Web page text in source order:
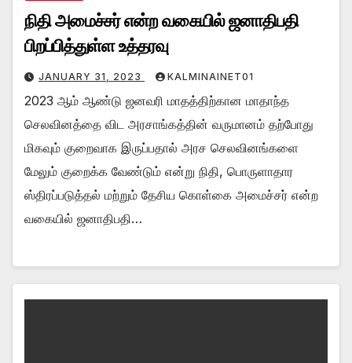
நிதி அமைச்சர் என்ற வகையில் ஜனாதிபதி
பிறப்பித்துள்ள உத்தரவு
JANUARY 31, 2023 KALMINAINET01
2023 ஆம் ஆண்டு ஜனவரி மாதத்திற்கான மாதாந்த
செலவினத்தை விட அரசாங்கத்தின் வருமானம் தற்போது
மிகவும் குறைவாக இருப்பதால் அரச செலவினங்களை
மேலும் குறைக்க வேண்டும் என்று நிதி, பொருளாதார
ஸ்திரப்படுத்தல் மற்றும் தேசிய கொள்கை அமைச்சர் என்ற
வகையில் ஜனாதிபதி…